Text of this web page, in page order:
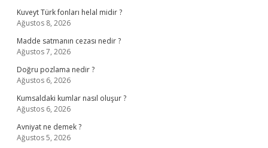
Kuveyt Türk fonları helal midir ?
Ağustos 8, 2026
Madde satmanın cezası nedir ?
Ağustos 7, 2026
Doğru pozlama nedir ?
Ağustos 6, 2026
Kumsaldaki kumlar nasıl oluşur ?
Ağustos 6, 2026
Avniyat ne demek ?
Ağustos 5, 2026